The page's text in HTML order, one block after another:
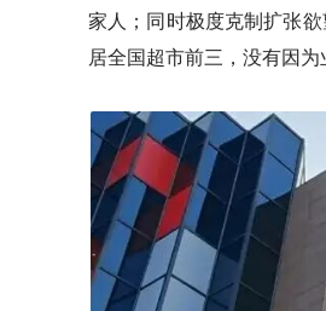
家人；同时极度克制扩张
居全国超市前三，没有因为